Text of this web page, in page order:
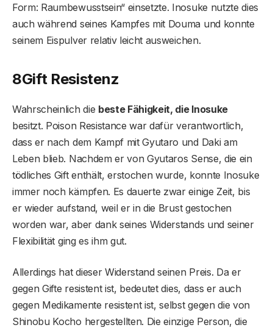
Form: Raumbewusstsein“ einsetzte. Inosuke nutzte dies
auch während seines Kampfes mit Douma und konnte
seinem Eispulver relativ leicht ausweichen.
8Gift Resistenz
Wahrscheinlich die beste Fähigkeit, die Inosuke
besitzt. Poison Resistance war dafür verantwortlich,
dass er nach dem Kampf mit Gyutaro und Daki am
Leben blieb. Nachdem er von Gyutaros Sense, die ein
tödliches Gift enthält, erstochen wurde, konnte Inosuke
immer noch kämpfen. Es dauerte zwar einige Zeit, bis
er wieder aufstand, weil er in die Brust gestochen
worden war, aber dank seines Widerstands und seiner
Flexibilität ging es ihm gut.
Allerdings hat dieser Widerstand seinen Preis. Da er
gegen Gifte resistent ist, bedeutet dies, dass er auch
gegen Medikamente resistent ist, selbst gegen die von
Shinobu Kocho hergestellten. Die einzige Person, die